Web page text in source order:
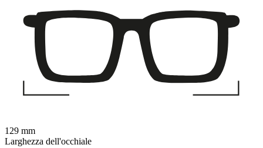
129 mm
Larghezza dell'occhiale